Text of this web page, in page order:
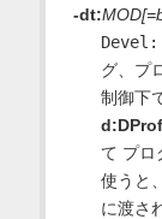
-dt:
グ、プ
制御下
d:DProf
て プロ
使うと
に渡さ